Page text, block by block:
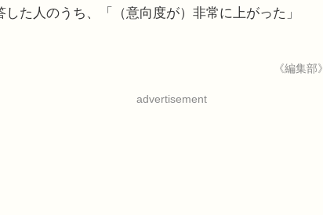
た人のうち、「（意向度が）非常に上がった」
《編集部》
advertisement